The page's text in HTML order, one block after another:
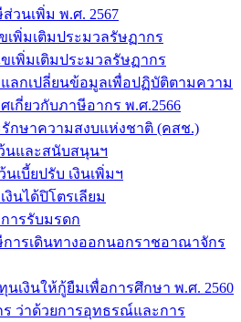
วนเพิ่ม พ.ศ. 2567
พิ่มเติมประมวลรัษฏากร
เพิ่มเติมประมวลรัษฏากร
ลกเปลี่ยนข้อมูลเพื่อปฏิบัติตามความ
เกี่ยวกับภาษีอากร พ.ศ.2566
กษาความสงบแห่งชาติ (คสช.)
นและสนับสนุนฯ
เบี้ยปรับ เงินเพิ่มฯ
นได้ปิโตรเลียม
ารรับมรดก
ารเดินทางออกนอกราชอาณาจักร
เงินให้กู้ยืมเพื่อการศึกษา พ.ศ. 2560
ร ว่าด้วยการอุทธรณ์และการ